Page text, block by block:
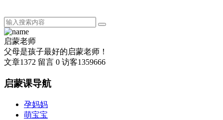
启蒙老师
父母是孩子最好的启蒙老师！
文章1372 留言 0 访客1359666
启蒙课导航
孕妈妈
萌宝宝